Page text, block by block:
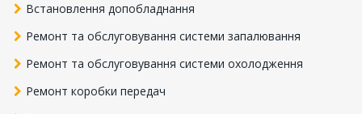
Встановлення допобладнання
Ремонт та обслуговування системи запалювання
Ремонт та обслуговування системи охолодження
Ремонт коробки передач